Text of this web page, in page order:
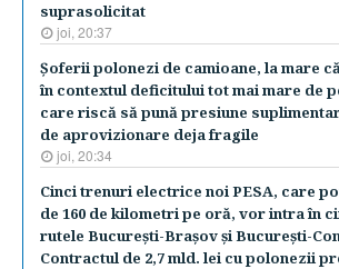
suprasolicitat
joi, 20:37
Şoferii polonezi de camioane, la mare
în contextul deficitului tot mai mare de
care riscă să pună presiune
de aprovizionare deja fragile
joi, 20:34
Cinci trenuri electrice noi PESA, care
de 160 de kilometri pe oră, vor intra în
rutele Bucureşti-Braşov şi Bucureşti-
Contractul de 2,7 mld. lei cu polonezii